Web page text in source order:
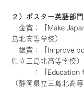
２）ポスター英語部
金賞：「Make
島北高等学校）
銀賞：「Improve
県立三島北高等学校）
：「Education
（静岡県立三島北高等